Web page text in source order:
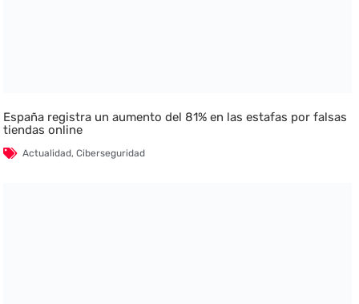
España registra un aumento del 81% en las estafas por falsas
tiendas online
Actualidad,Ciberseguridad